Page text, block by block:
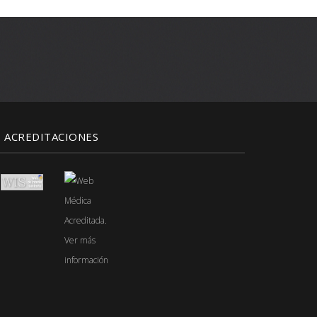
ACREDITACIONES